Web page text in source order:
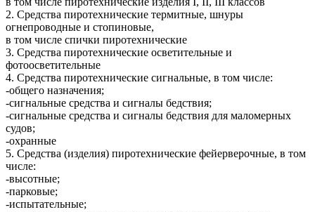
2. Средства пиротехнические термитные, шнуры
огнепроводные и стопиновые,
в том числе спички пиротехнические
3. Средства пиротехнические осветительные и
фотоосветительные
4. Средства пиротехнические сигнальные, в том числе:
-общего назначения;
-сигнальные средства и сигналы бедствия;
-сигнальные средства и сигналы бедствия для маломерных
судов;
-охранные
5. Средства (изделия) пиротехнические фейерверочные, в том
числе:
-высотные;
-парковые;
-испытательные;